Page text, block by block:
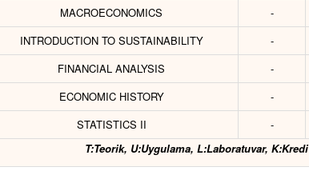
MACROECONOMICS -
INTRODUCTION TO SUSTAINABILITY -
FINANCIAL ANALYSIS -
ECONOMIC HISTORY -
STATISTICS II -
T:Teorik, U:Uygulama, L:Laboratuvar, K:Kredi